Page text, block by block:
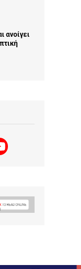
ανοίγει